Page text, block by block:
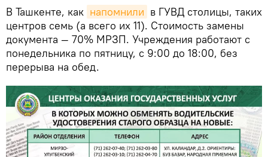
В Ташкенте, как напомнили в ГУВД столицы, таких
центров семь (а всего их 11). Стоимость замены
документа — 70% МРЗП. Учреждения работают с
понедельника по пятницу, с 9:00 до 18:00, без
перерыва на обед.